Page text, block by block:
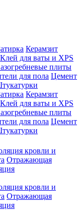
Керамзит
Клей для ваты и XPS
плиты
для пола Цемент
Керамзит
Клей для ваты и XPS
плиты
для пола Цемент
кровли и
Отражающая
кровли и
Отражающая